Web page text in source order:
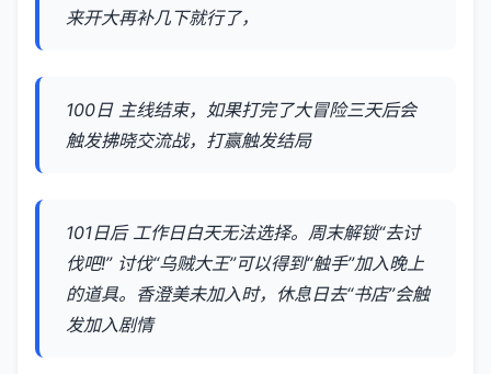
来开大再补几下就行了，
100日 主线结束，如果打完了大冒险三天后会
触发拂晓交流战，打赢触发结局
101日后 工作日白天无法选择。周末解锁“去讨
伐吧!” 讨伐“乌贼大王”可以得到“触手”加入晚上
的道具。香澄美未加入时，休息日去“书店”会触
发加入剧情